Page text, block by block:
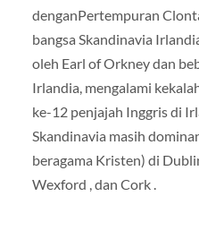
denganPertempuran
bangsa Skandinavia
oleh Earl of Orkney dan
Irlandia, mengalami
ke-12 penjajah Inggris di
Skandinavia masih
beragama Kristen) di
Wexford , dan Cork .